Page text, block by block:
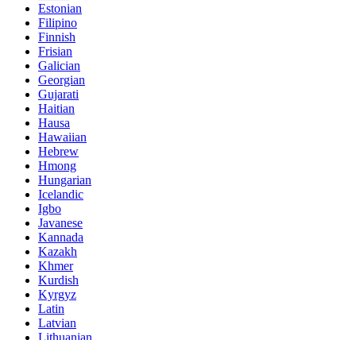
Estonian
Filipino
Finnish
Frisian
Galician
Georgian
Gujarati
Haitian
Hausa
Hawaiian
Hebrew
Hmong
Hungarian
Icelandic
Igbo
Javanese
Kannada
Kazakh
Khmer
Kurdish
Kyrgyz
Latin
Latvian